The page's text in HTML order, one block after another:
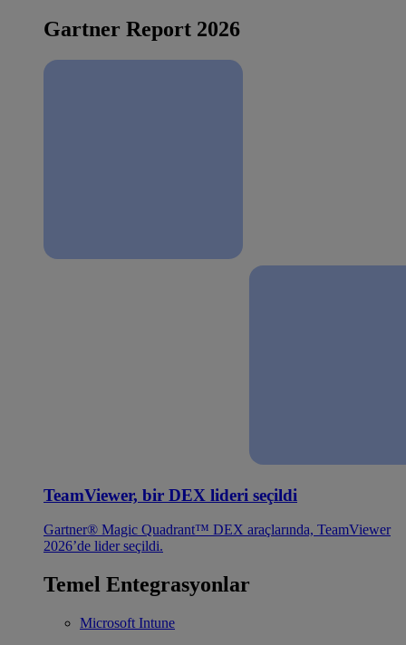
Gartner Report 2026
TeamViewer, bir DEX lideri seçildi
Gartner® Magic Quadrant™ DEX araçlarında, TeamViewer
2026’de lider seçildi.
Temel Entegrasyonlar
Microsoft Intune